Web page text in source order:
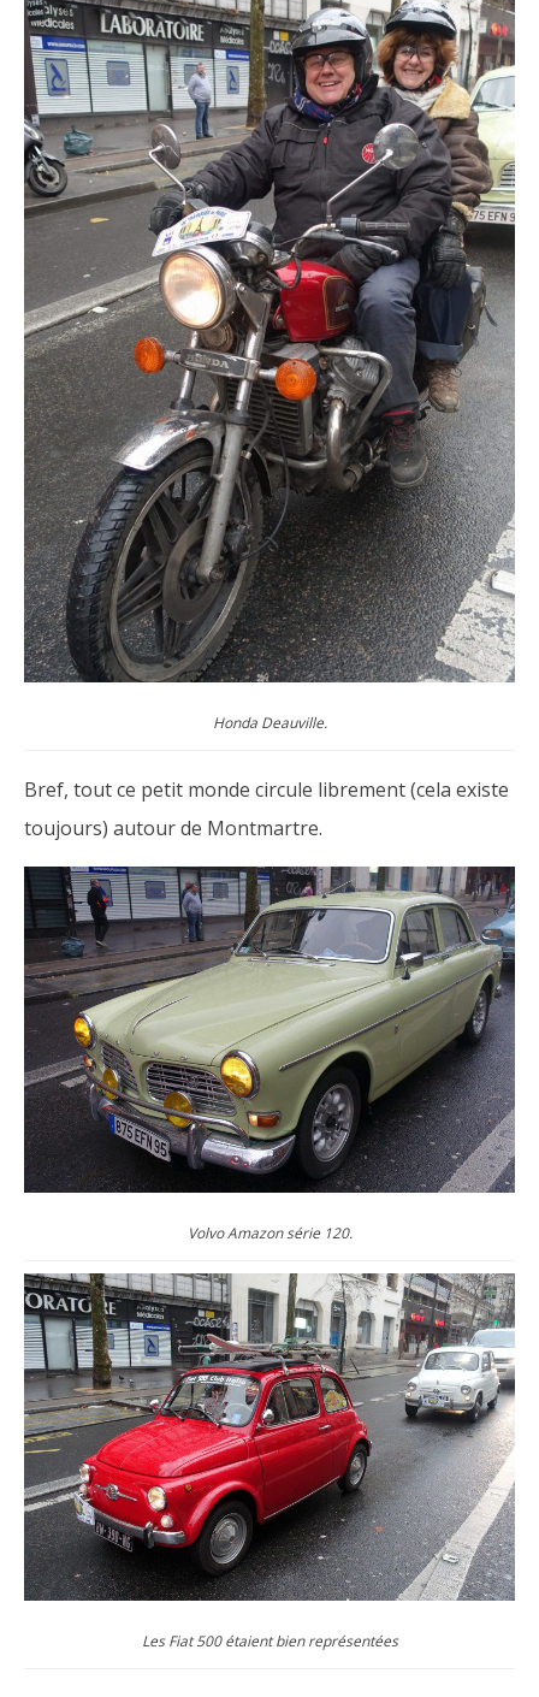
Honda Deauville.
Bref, tout ce petit monde circule librement (cela existe
toujours) autour de Montmartre.
Volvo Amazon série 120.
Les Fiat 500 étaient bien représentées